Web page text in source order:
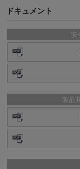
ドキュメント
安
製品